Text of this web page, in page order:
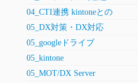
04_CTI連携 kintoneとの
05_DX対策・DX対応
05_googleドライブ
05_kintone
05_MOT/DX Server